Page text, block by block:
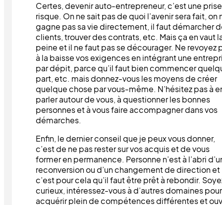
Certes, devenir auto-entrepreneur, c’est une
risque. On ne sait pas de quoi l’avenir sera fait, on
gagne pas sa vie directement, il faut démarcher
clients, trouver des contrats, etc. Mais ça en vaut
peine et il ne faut pas se décourager. Ne revoyez
à la baisse vos exigences en intégrant une
par dépit, parce qu’il faut bien commencer
part, etc. mais donnez-vous les moyens de créer
quelque chose par vous-même. N’hésitez pas à
parler autour de vous, à questionner les bonnes
personnes et à vous faire accompagner dans vos
démarches.
Enfin, le dernier conseil que je peux vous donner,
c’est de ne pas rester sur vos acquis et de vous
former en permanence. Personne n’est à l’abri
reconversion ou d’un changement de direction et
c’est pour cela qu’il faut être prêt à rebondir.
curieux, intéressez-vous à d’autres domaines pour
acquérir plein de compétences différentes et